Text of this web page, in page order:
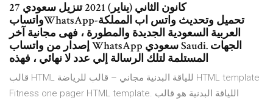
27 كانون الثاني (يناير) 2021 تنزيل سعودي
واتسابWhatsApp-تحميل وتحديث واتس اب المملكة
العربية السعودية الجديدة والمطورة ، فهى مجانية آخر
إصدار من واتساب WhatsApp سعودي Saudi. الجهات
المستلمة لتلك الرسالة إلي عدد لا نهائي ، فهذه
قالب HTML للياقة البدنية مجاني – قالب للرياضة HTML template
Fitness one pager HTML template. اللياقة البدنية هو قالب